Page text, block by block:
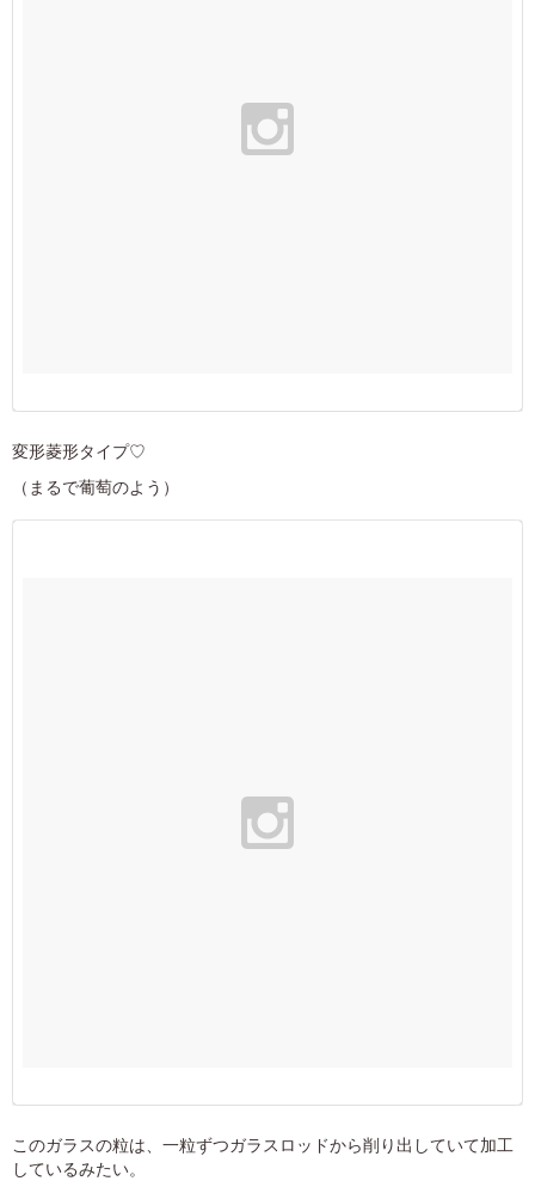
変形菱形タイプ♡
（まるで葡萄のよう）
このガラスの粒は、一粒ずつガラスロッドから削り出していて加工
しているみたい。